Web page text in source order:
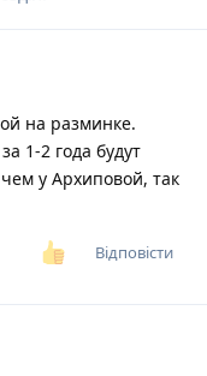
на разминке.
1-2 года будут
у Архиповой, так
Відповісти